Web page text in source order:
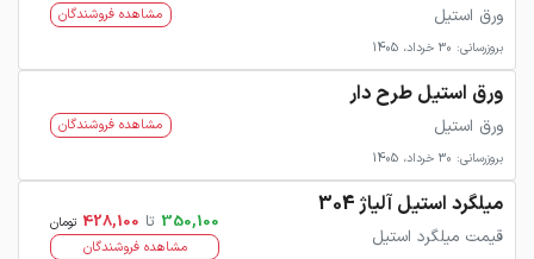
ورق استیل
بروزرسانی: 30 خرداد، 1405
مشاهده فروشندگان
ورق استیل طرح دار
ورق استیل
بروزرسانی: 30 خرداد، 1405
مشاهده فروشندگان
میلگرد استیل آلیاژ 304
قیمت میلگرد استیل
350,100 تا 428,100 تومان
مشاهده فروشندگان